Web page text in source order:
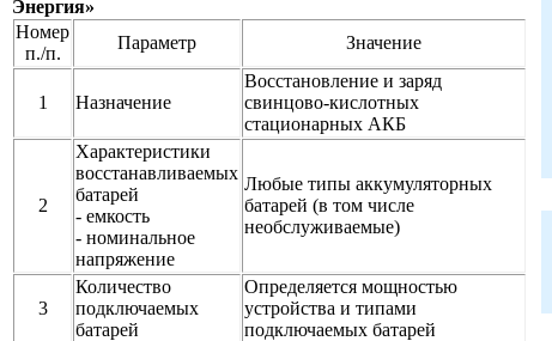
Энергия»
Номер
п./п.
Параметр Значение
1 Назначение
Восстановление и заряд
свинцово-кислотных
стационарных АКБ
2
Характеристики
восстанавливаемых
батарей
- емкость
- номинальное
напряжение
Любые типы аккумуляторных
батарей (в том числе
необслуживаемые)
3
Количество
подключаемых
батарей
Определяется мощностью
устройства и типами
подключаемых батарей